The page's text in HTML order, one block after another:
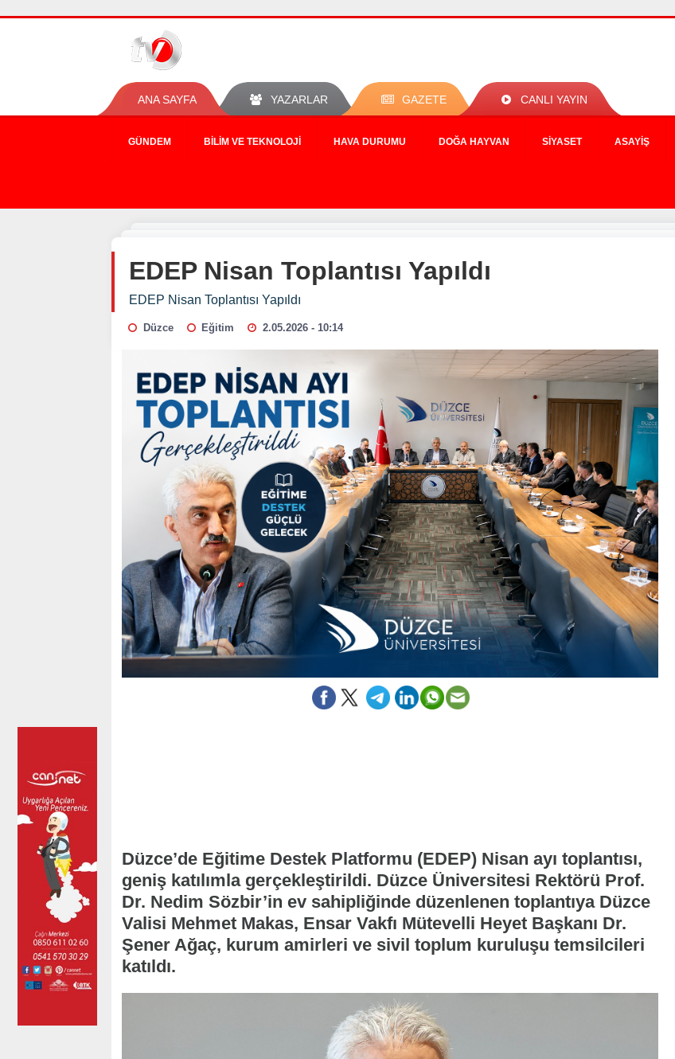
ANA SAYFA YAZARLAR GAZETE CANLI YAYIN
GÜNDEM BILIM VE TEKNOLOJI HAVA DURUMU DOĞA HAYVAN SIYASET ASAYIŞ
EDEP Nisan Toplantısı Yapıldı
EDEP Nisan Toplantısı Yapıldı
Düzce Eğitim 2.05.2026 - 10:14
Düzce’de Eğitime Destek Platformu (EDEP) Nisan ayı toplantısı,
geniş katılımla gerçekleştirildi. Düzce Üniversitesi Rektörü Prof.
Dr. Nedim Sözbir’in ev sahipliğinde düzenlenen toplantıya Düzce
Valisi Mehmet Makas, Ensar Vakfı Mütevelli Heyet Başkanı Dr.
Şener Ağaç, kurum amirleri ve sivil toplum kuruluşu temsilcileri
katıldı.